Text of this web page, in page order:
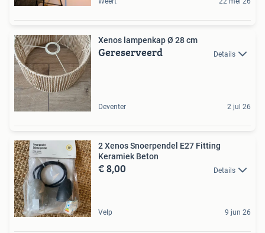
Xenos lampenkap Ø 28 cm
Gereserveerd Details
Deventer 2 jul 26
2 Xenos Snoerpendel E27 Fitting
Keramiek Beton
€ 8,00 Details
Velp 9 jun 26